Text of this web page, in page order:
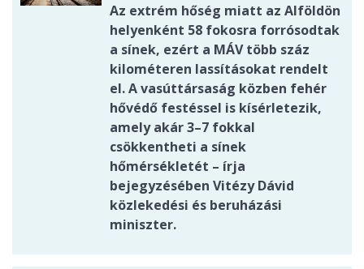
Az extrém hőség miatt az Alföldön
helyenként 58 fokosra forrósodtak
a sínek, ezért a MÁV több száz
kilométeren lassításokat rendelt
el. A vasúttársaság közben fehér
hővédő festéssel is kísérletezik,
amely akár 3–7 fokkal
csökkentheti a sínek
hőmérsékletét – írja
bejegyzésében Vitézy Dávid
közlekedési és beruházási
miniszter.